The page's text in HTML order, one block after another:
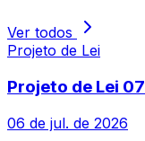
Ver todos
Projeto de Lei
Projeto de Lei
06 de jul. de 2026